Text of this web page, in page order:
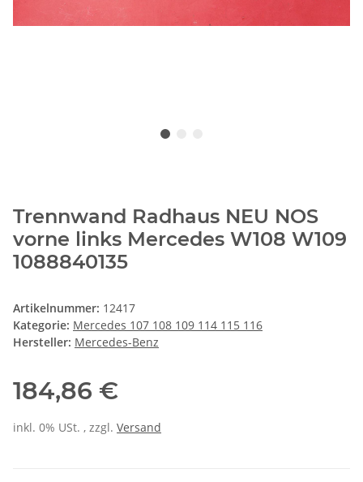
Trennwand Radhaus NEU NOS
vorne links Mercedes W108 W109
1088840135
Artikelnummer: 12417
Kategorie: Mercedes 107 108 109 114 115 116
Hersteller: Mercedes-Benz
184,86 €
inkl. 0% USt. , zzgl. Versand